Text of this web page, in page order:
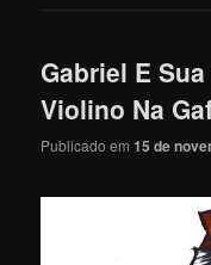
Gabriel E
Violino Na
Publicado em15 de